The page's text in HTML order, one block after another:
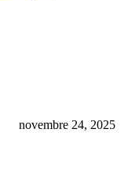
novembre 24, 2025